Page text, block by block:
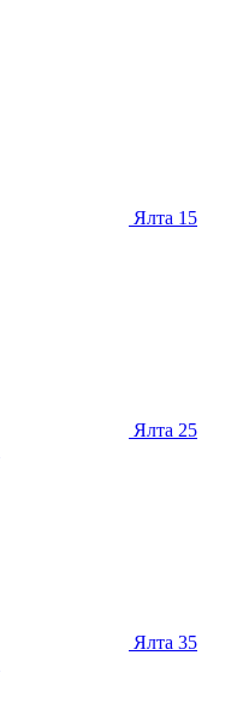
Ялта 15
Ялта 25
Ялта 35